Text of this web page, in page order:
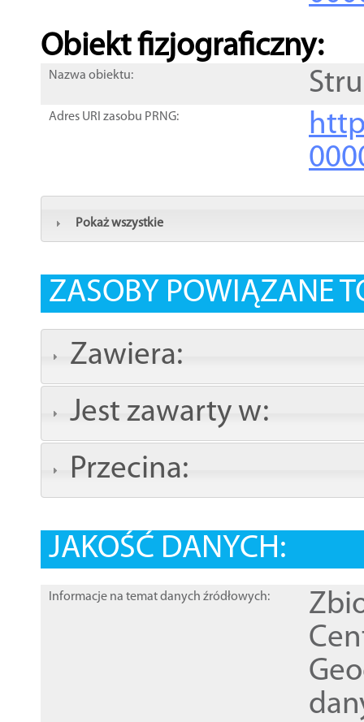
Obiekt fizjograficzny:
Nazwa obiektu:
Adres URI zasobu PRNG:
Pokaż wszystkie
ZASOBY POWIĄZANE
Zawiera:
Jest zawarty w:
Przecina:
JAKOŚĆ DANYCH:
Informacje na temat danych źródłowych: